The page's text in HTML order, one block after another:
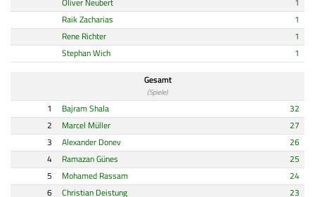
Oliver Neubert
1
Raik Zacharias
1
Rene Richter
1
Stephan Wich
1
Gesamt
(Spiele)
1 Bajram Shala
32
2
Marcel Müller
27
3
Alexander Donev
26
4
Ramazan Günes
25
5
Mohamed Rassam
24
6
Christian Deistung
23